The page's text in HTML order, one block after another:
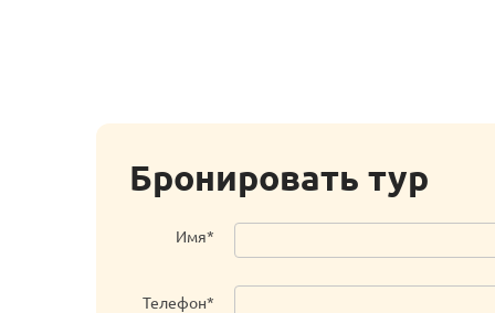
Бронировать тур
Имя*
Телефон*